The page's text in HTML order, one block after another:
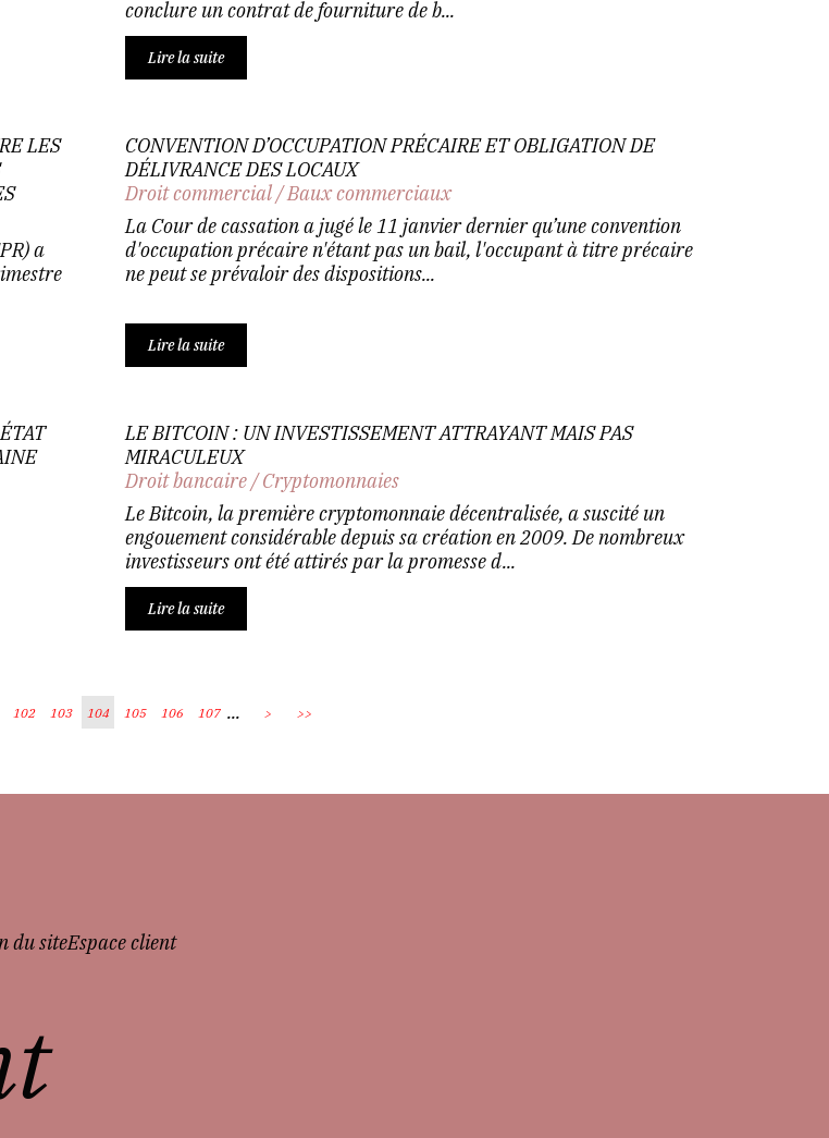
conclure un contrat de fourniture de b...
Lire la suite
LES
a
CONVENTION D’OCCUPATION PRÉCAIRE ET OBLIGATION DE
DÉLIVRANCE DES LOCAUX
Droit commercial/Baux commerciaux
La Cour de cassation a jugé le 11 janvier dernier qu’une convention
d'occupation précaire n'étant pas un bail, l'occupant à titre précaire
ne peut se prévaloir des dispositions...
Lire la suite
LE BITCOIN : UN INVESTISSEMENT ATTRAYANT MAIS PAS
MIRACULEUX
Droit bancaire/Cryptomonnaies
Le Bitcoin, la première cryptomonnaie décentralisée, a suscité un
engouement considérable depuis sa création en 2009. De nombreux
investisseurs ont été attirés par la promesse d...
Lire la suite
102 103 104 105 106 107 ... > >>
du siteEspace client